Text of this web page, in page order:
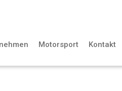
Motorsport Kontakt